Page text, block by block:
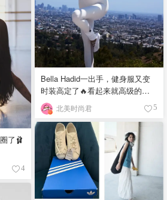
Bella Hadid一出手，健身服又变
时装高定了🔥看起来就高级的不
行❣️ 北美时尚君 5
了🩰
4